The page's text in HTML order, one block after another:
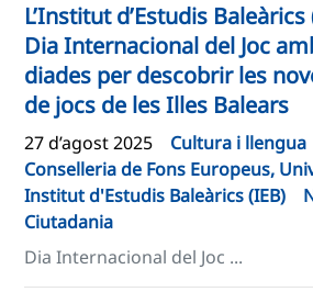
L’Institut d’Estudis
Dia Internacional del Joc
diades per descobrir les
de jocs de les Illes Balears
27 d’agost 2025 Cultura i llengua
Conselleria de Fons Europeus,
Institut d'Estudis Baleàrics (IEB)
Ciutadania
Dia Internacional del Joc ...